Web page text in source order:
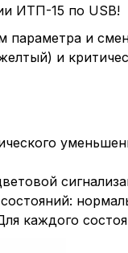
ИТП-15 по USB!
и
и
каждого